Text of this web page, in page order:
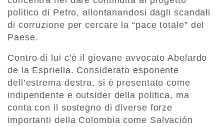
politico di Petro, allontanandosi dagli scandali
di corruzione per cercare la “pace totale” del
Paese.
Contro di lui c’è il giovane avvocato Abelardo
de la Espriella. Considerato esponente
dell’estrema destra, si è presentato come
indipendente e outsider della politica, ma
conta con il sostegno di diverse forze
importanti della Colombia come Salvación